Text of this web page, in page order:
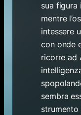
sua figura
mentre
intessere
con onde
ricorre ad
sembra